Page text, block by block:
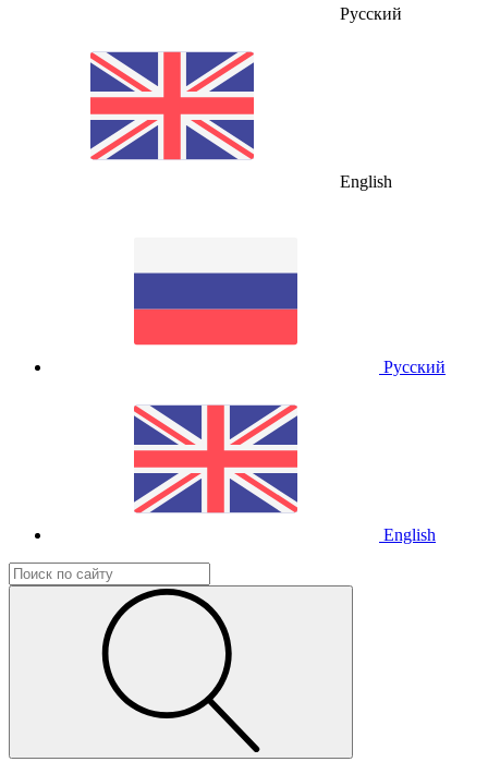
Русский
English
Русский
English